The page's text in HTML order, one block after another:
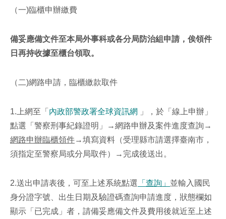
（一)臨櫃申辦繳費
備妥應備文件至本局外事科或各分局防治組申請，俟領件
日再持收據至櫃台領取。
（二)網路申請，臨櫃繳款取件
1.上網至「 內政部警政署全球資訊網
」，於「線上申辦」
點選「警察刑事紀錄證明」→網路申辦及案件進度查詢→
網路申辦臨櫃領件→填寫資料（受理縣市請選擇臺南市，
須指定至警察局或分局取件）→完成後送出。
2.送出申請表後，可至上述系統點選 「查詢」 並輸入國民
身分證字號、出生日期及驗證碼查詢申請進度，狀態欄如
顯示「已完成」者，請備妥應備文件及費用後就近至上述